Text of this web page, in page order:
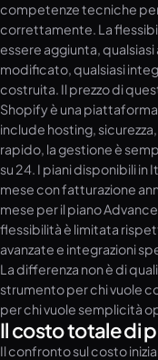
competenze tecniche
correttamente. La
essere aggiunta,
modificato, qualsiasi
costruita. Il prezzo di
Shopify è una
include hosting,
rapido, la gestione è
su 24. I piani disponibili in
mese con fatturazione
mese per il piano
flessibilità è limitata
avanzate e integrazioni
La differenza non è di
strumento per chi vuole
per chi vuole semplicità
Il costo totale di
Il confronto sul costo